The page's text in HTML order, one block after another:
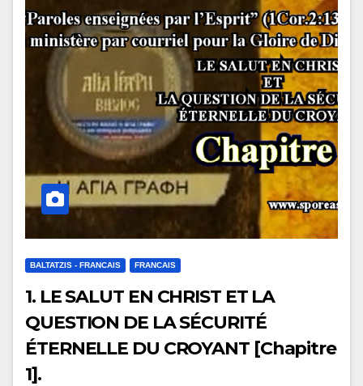
BALTATZIS - FRANCAIS FRANCAIS
1. LE SALUT EN CHRIST ET LA
QUESTION DE LA SÉCURITÉ
ÉTERNELLE DU CROYANT [Chapitre
1].